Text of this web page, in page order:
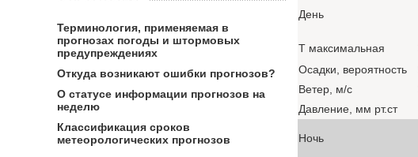
День
T максимальная
Осадки, вероятность
Ветер, м/с
Давление, мм рт.ст
Ночь
Терминология, применяемая в
прогнозах погоды и штормовых
предупреждениях
Откуда возникают ошибки прогнозов?
О статусе информации прогнозов на
неделю
Классификация сроков
метеорологических прогнозов